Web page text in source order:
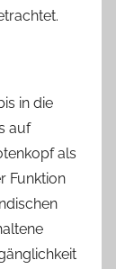
in die
auf
als
Funktion